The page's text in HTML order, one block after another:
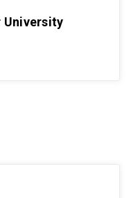
University